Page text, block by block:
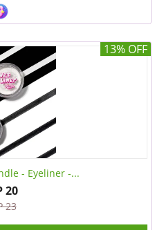
13% OFF
- Eyeliner -...
20
23